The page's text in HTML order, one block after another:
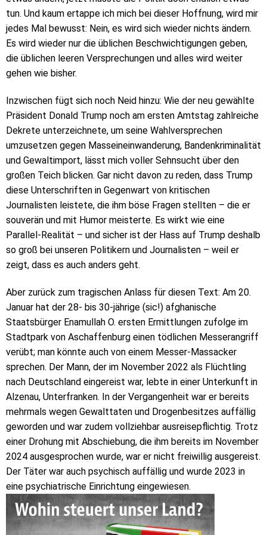
tun. Und kaum ertappe ich mich bei dieser Hoffnung, wird mir
jedes Mal bewusst: Nein, es wird sich wieder nichts ändern.
Es wird wieder nur die üblichen Beschwichtigungen geben,
die üblichen leeren Versprechungen und alles wird weiter
gehen wie bisher.
Inzwischen fügt sich noch Neid hinzu: Wie der neu gewählte
Präsident Donald Trump noch am ersten Amtstag zahlreiche
Dekrete unterzeichnete, um seine Wahlversprechen
umzusetzen gegen Masseineinwanderung, Bandenkriminalität
und Gewaltimport, lässt mich voller Sehnsucht über den
großen Teich blicken. Gar nicht davon zu reden, dass Trump
diese Unterschriften in Gegenwart von kritischen
Journalisten leistete, die ihm böse Fragen stellten – die er
souverän und mit Humor meisterte. Es wirkt wie eine
Parallel-Realität – und sicher ist der Hass auf Trump deshalb
so groß bei unseren Politikern und Journalisten – weil er
zeigt, dass es auch anders geht.
Aber zurück zum tragischen Anlass für diesen Text: Am 20.
Januar hat der 28- bis 30-jährige (sic!) afghanische
Staatsbürger Enamullah O. ersten Ermittlungen zufolge im
Stadtpark von Aschaffenburg einen tödlichen Messerangriff
verübt; man könnte auch von einem Messer-Massacker
sprechen. Der Mann, der im November 2022 als Flüchtling
nach Deutschland eingereist war, lebte in einer Unterkunft in
Alzenau, Unterfranken. In der Vergangenheit war er bereits
mehrmals wegen Gewalttaten und Drogenbesitzes auffällig
geworden und war zudem vollziehbar ausreisepflichtig. Trotz
einer Drohung mit Abschiebung, die ihm bereits im November
2024 ausgesprochen wurde, war er nicht freiwillig ausgereist.
Der Täter war auch psychisch auffällig und wurde 2023 in
eine psychiatrische Einrichtung eingewiesen.